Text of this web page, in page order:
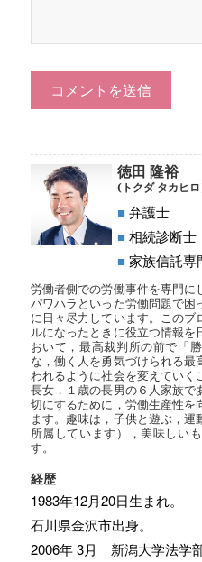
徳田 隆裕
(トクダ タカヒロ
■弁護士
■相続診断士
■家族信託専
労働者側での労働事件を専門に
パワハラといった労働問題で
に日々尽力しています。この
ルになったときに役立つ情報
おいて，最高裁判所の前で「
な，働く人を勇気づけられる
われるように社会を変えてい
長女，１歳の長男の６人家族
切にするために，労働生産性
ます。趣味は，子供と遊ぶ，
所属しています），美味しい
す。
経歴
1983年12月20日生まれ。
石川県金沢市出身。
2006年 3月 新潟大学法学